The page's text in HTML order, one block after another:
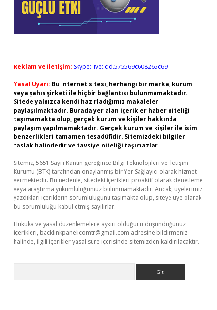
Reklam ve İletişim: Skype: live:.cid.575569c608265c69
Yasal Uyarı: Bu internet sitesi, herhangi bir marka, kurum
veya şahıs şirketi ile hiçbir bağlantısı bulunmamaktadır.
Sitede yalnızca kendi hazırladığımız makaleler
paylaşılmaktadır. Burada yer alan içerikler haber niteliği
taşımamakta olup, gerçek kurum ve kişiler hakkında
paylaşım yapılmamaktadır. Gerçek kurum ve kişiler ile isim
benzerlikleri tamamen tesadüfidir. Sitemizdeki bilgiler
taslak halindedir ve tavsiye niteliği taşımazlar.
Sitemiz, 5651 Sayılı Kanun gereğince Bilgi Teknolojileri ve İletişim
Kurumu (BTK) tarafından onaylanmış bir Yer Sağlayıcı olarak hizmet
vermektedir. Bu nedenle, sitedeki içerikleri proaktif olarak denetleme
veya araştırma yükümlülüğümüz bulunmamaktadır. Ancak, üyelerimiz
yazdıkları içeriklerin sorumluluğunu taşımakta olup, siteye üye olarak
bu sorumluluğu kabul etmiş sayılırlar.
Hukuka ve yasal düzenlemelere aykırı olduğunu düşündüğünüz
içerikleri, backlinkpanelicomtr@gmail.com adresine bildirmeniz
halinde, ilgili içerikler yasal süre içerisinde sitemizden kaldırılacaktır.